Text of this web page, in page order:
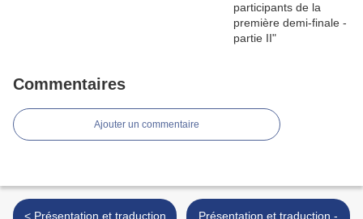
Commentaires
Ajouter un commentaire
< Présentation et traduction
Présentation et traduction -